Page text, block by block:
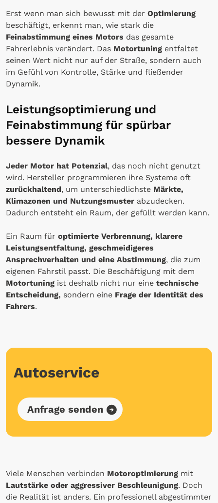
Erst wenn man sich bewusst mit der Optimierung
beschäftigt, erkennt man, wie stark die
Feinabstimmung eines Motors das gesamte
Fahrerlebnis verändert. Das Motortuning entfaltet
seinen Wert nicht nur auf der Straße, sondern auch
im Gefühl von Kontrolle, Stärke und fließender
Dynamik.
Leistungsoptimierung und
Feinabstimmung für spürbar
bessere Dynamik
Jeder Motor hat Potenzial, das noch nicht genutzt
wird. Hersteller programmieren ihre Systeme oft
zurückhaltend, um unterschiedlichste Märkte,
Klimazonen und Nutzungsmuster abzudecken.
Dadurch entsteht ein Raum, der gefüllt werden kann.
Ein Raum für optimierte Verbrennung, klarere
Leistungsentfaltung, geschmeidigeres
Ansprechverhalten und eine Abstimmung, die zum
eigenen Fahrstil passt. Die Beschäftigung mit dem
Motortuning ist deshalb nicht nur eine technische
Entscheidung, sondern eine Frage der Identität des
Fahrers.
Autoservice
Anfrage senden
Viele Menschen verbinden Motoroptimierung mit
Lautstärke oder aggressiver Beschleunigung. Doch
die Realität ist anders. Ein professionell abgestimmter